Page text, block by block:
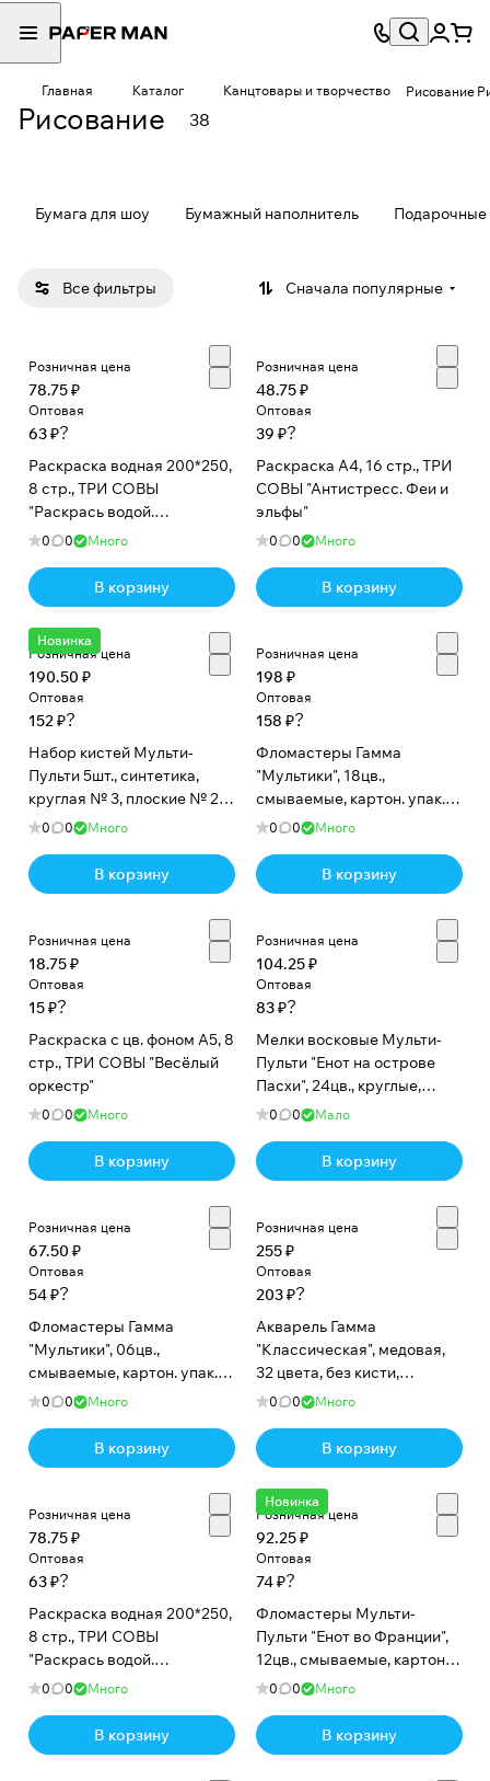
Главная Каталог Канцтовары и творчество Рисование
Рисование 38
даши
товаров
и
товара
и
ель/
товаров
и
товара
аски
товаров
астер
марке
товаров
Бумага для шоу Бумажный наполнитель Подарочные
Все фильтры Сначала популярные
Розничная цена
78.75 ₽
Оптовая
63 ₽?
Раскраска водная 200*250,
8 стр., ТРИ СОВЫ
"Раскрась водой.
Динозавры"
0 0 Много
В корзину
Розничная цена
48.75 ₽
Оптовая
39 ₽?
Раскраска А4, 16 стр., ТРИ
СОВЫ "Антистресс. Феи и
эльфы"
0 0 Много
В корзину
Новинка
Розничная цена
190.50 ₽
Оптовая
152 ₽?
Набор кистей Мульти-
Пульти 5шт., синтетика,
круглая № 3, плоские № 2,
6, 14, овальная № 1,
0 0 Много
В корзину
Розничная цена
198 ₽
Оптовая
158 ₽?
Фломастеры Гамма
"Мультики", 18цв.,
смываемые, картон. упак.,
европодвес
0 0 Много
В корзину
Розничная цена
18.75 ₽
Оптовая
15 ₽?
Раскраска с цв. фоном А5, 8
стр., ТРИ СОВЫ "Весёлый
оркестр"
0 0 Много
В корзину
Розничная цена
104.25 ₽
Оптовая
83 ₽?
Мелки восковые Мульти-
Пульти "Енот на острове
Пасхи", 24цв., круглые,
картон, европодвес
0 0 Мало
В корзину
Розничная цена
67.50 ₽
Оптовая
54 ₽?
Фломастеры Гамма
"Мультики", 06цв.,
смываемые, картон. упак.,
европодвес
0 0 Много
В корзину
Розничная цена
255 ₽
Оптовая
203 ₽?
Акварель Гамма
"Классическая", медовая,
32 цвета, без кисти,
пластик. упак., европодвес
0 0 Много
В корзину
Розничная цена
78.75 ₽
Оптовая
63 ₽?
Раскраска водная 200*250,
8 стр., ТРИ СОВЫ
"Раскрась водой.
Домашние животные"
0 0 Много
В корзину
Новинка
Розничная цена
92.25 ₽
Оптовая
74 ₽?
Фломастеры Мульти-
Пульти "Енот во Франции",
12цв., смываемые, картон,
европодвес
0 0 Много
В корзину